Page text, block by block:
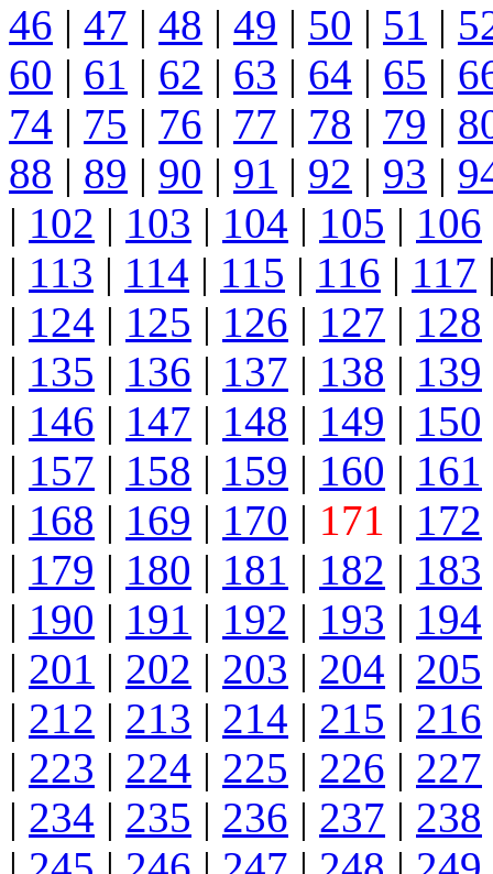
46 | 47 | 48 | 49 | 50 | 51 |
60 | 61 | 62 | 63 | 64 | 65 |
74 | 75 | 76 | 77 | 78 | 79 |
88 | 89 | 90 | 91 | 92 | 93 |
| 102 | 103 | 104 | 105 | 106
| 113 | 114 | 115 | 116 | 117
| 124 | 125 | 126 | 127 | 128
| 135 | 136 | 137 | 138 | 139
| 146 | 147 | 148 | 149 | 150
| 157 | 158 | 159 | 160 | 161
| 168 | 169 | 170 | 171 | 172
| 179 | 180 | 181 | 182 | 183
| 190 | 191 | 192 | 193 | 194
| 201 | 202 | 203 | 204 | 205
| 212 | 213 | 214 | 215 | 216
| 223 | 224 | 225 | 226 | 227
| 234 | 235 | 236 | 237 | 238